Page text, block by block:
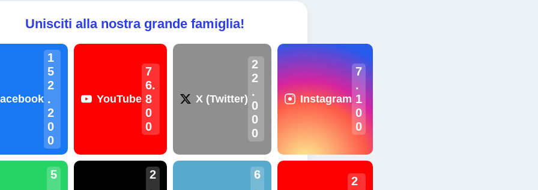
Unisciti alla nostra grande famiglia!
1
5
2
.
2
0
0
YouTube
7
6.
8
0
0
X (Twitter)
2
2
.
0
0
0
Instagram
7
.
1
0
0
5
2
6
2